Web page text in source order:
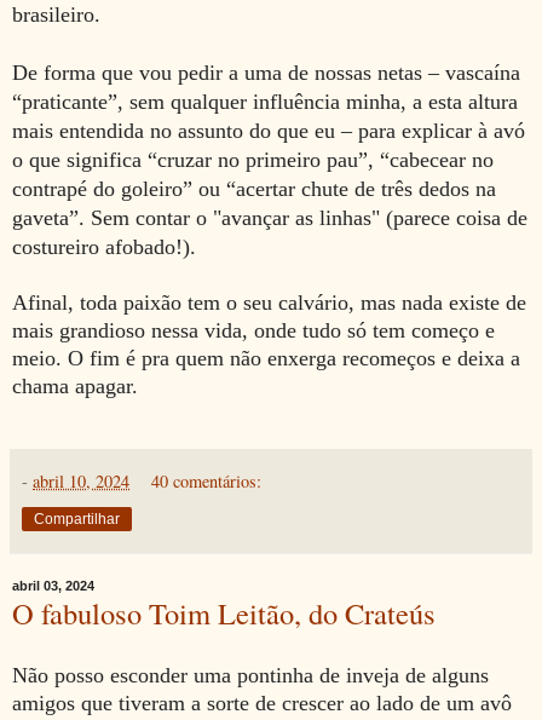
brasileiro.
De forma que vou pedir a uma de nossas netas–vascaína
“praticante”, sem qualquer influência minha, a esta altura
mais entendida no assunto do que eu – para explicar à avó
o que significa “cruzar no primeiro pau”, “cabecear no
contrapé do goleiro” ou “acertar chute de três dedos na
gaveta”. Sem contar o "avançar as linhas" (parece coisa de
costureiro afobado!).
Afinal, toda paixão tem o seu calvário, mas nada existe de
mais grandioso nessa vida, onde tudo só tem começo e
meio. O fim é pra quem não enxerga recomeços e deixa a
chama apagar.
- abril 10, 2024 40 comentários:
Compartilhar
abril 03, 2024
O fabuloso Toim Leitão, do Crateús
Não posso esconder uma pontinha de inveja de alguns
amigos que tiveram a sorte de crescer ao lado de um avô